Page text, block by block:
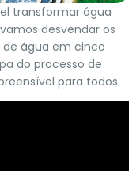
transformar água
desvendar os
água em cinco
do processo de
para todos.